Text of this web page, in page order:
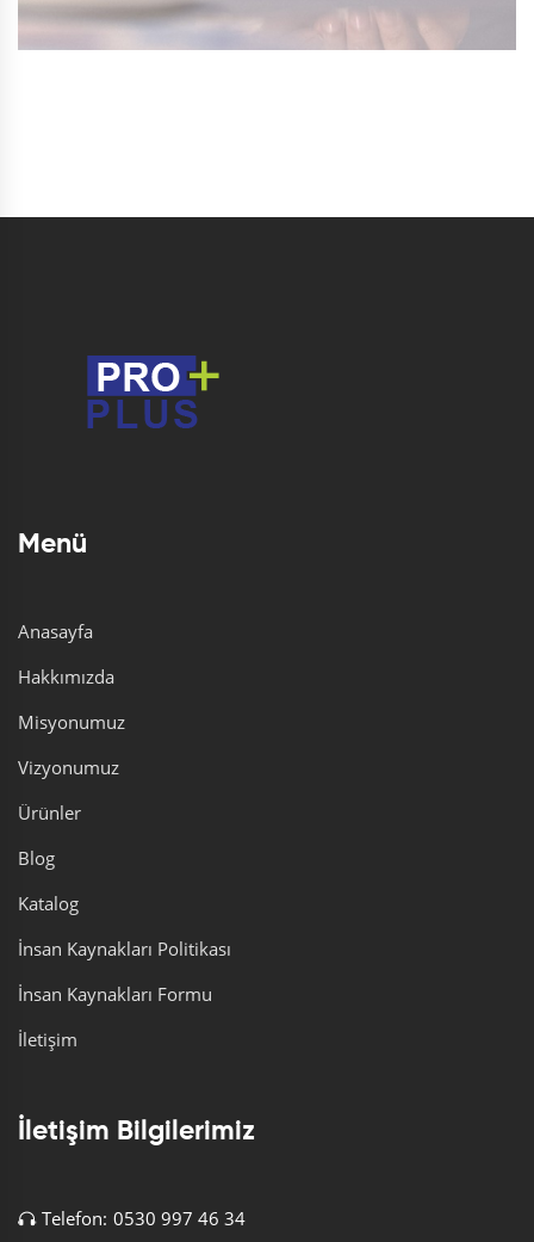
Menü
Anasayfa
Hakkımızda
Misyonumuz
Vizyonumuz
Ürünler
Blog
Katalog
İnsan Kaynakları Politikası
İnsan Kaynakları Formu
İletişim
İletişim Bilgilerimiz
Telefon: 0530 997 46 34